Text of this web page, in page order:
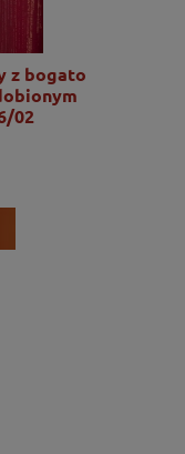
z bogato
02